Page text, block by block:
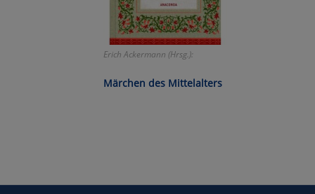
Erich Ackermann (Hrsg.):
Märchen des Mittelalters